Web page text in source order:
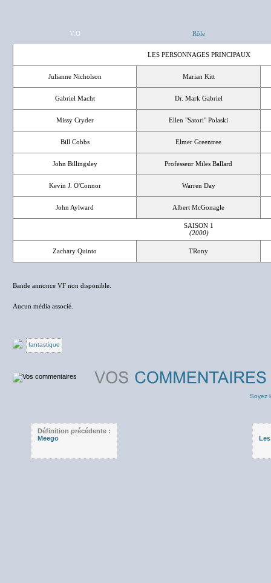
V.O Rôle
LES PERSONNAGES PRINCIPAUX
Julianne Nicholson Marian Kitt
Gabriel Macht Dr. Mark Gabriel
Missy Cryder Ellen "Satori" Polaski
Bill Cobbs Elmer Greentree
John Billingsley Professeur Miles Ballard
Kevin J. O'Connor Warren Day
John Aylward Albert McGonagle
SAISON 1
(2000)
Zachary Quinto TRony
Bande annonce VF non disponible.
Aucun média associé.
fantastique
Soyez
Définition précédente :
Meego